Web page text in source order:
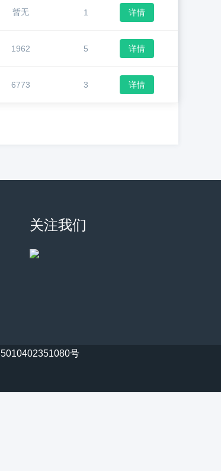
暂无 1 详情
1962 5 详情
6773 3 详情
关注我们
号